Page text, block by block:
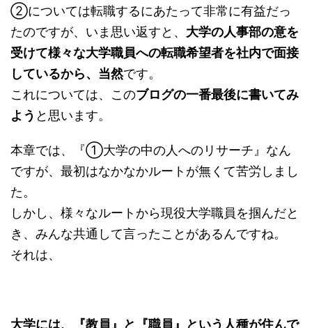
②については転職するにあたって非常に有益だっ
たのですが、いま思い返すと、 大学の人事部の意を
受けて様々な大学職員への転職希望者を社内で面接
しているから、当然です。
これについては、このブログの一番最後に書いてみ
よう と思います。
本章では、『①大学の中の人へのリサーチ』なん
ですが、最初はなかなかルートが無くて苦労しまし
た。
しかし、様々なルートから現役大学職員を掴んだと
き、みんな共通して言ったことがあるんですね。
それは、
大学には、『教員』と『職員』という人種が住んで